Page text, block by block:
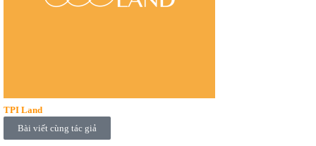
TPI Land
Bài viết cùng tác giả